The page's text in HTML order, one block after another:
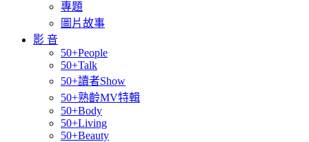
專題
圖片故事
影 音
50+People
50+Talk
50+讀者Show
50+熟齡MV特輯
50+Body
50+Living
50+Beauty